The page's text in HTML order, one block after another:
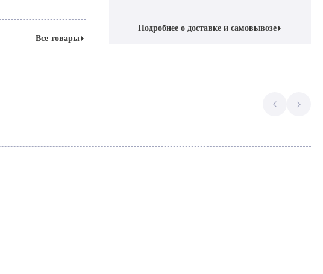
Все товары
Подробнее о доставке и самовывозе